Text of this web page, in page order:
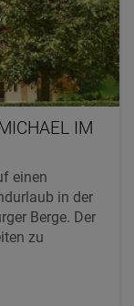
IM
einen
in der
Berge. Der
zu